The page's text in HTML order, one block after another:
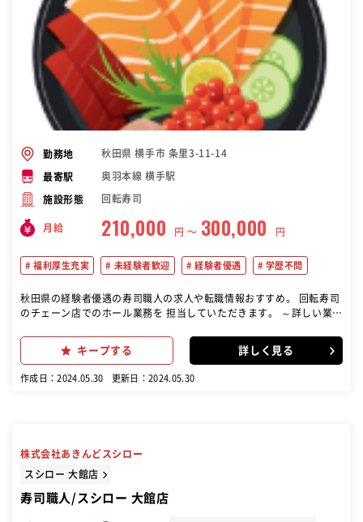
勤務地 秋田県 横手市 条里3-11-14
最寄駅 奥羽本線 横手駅
施設形態 回転寿司
月給 210,000 円 〜 300,000 円
福利厚生充実 未経験者歓迎 経験者優遇 学歴不問
秋田県の経験者優遇の寿司職人の求人や転職情報おすすめ。 回転寿司
のチェーン店でのホール業務を 担当していただきます。 ～詳しい業務
■テーブルの片付け など
キープする 詳しく見る
作成日：2024.05.30 更新日：2024.05.30
株式会社あきんどスシロー
スシロー 大館店
寿司職人/スシロー 大館店